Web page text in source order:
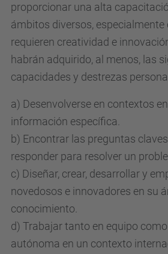
proporcionar una alta
ámbitos diversos, especialmente
requieren creatividad e
habrán adquirido, al menos, las
capacidades y destrezas
a) Desenvolverse en contextos
información específica.
b) Encontrar las preguntas
responder para resolver un
c) Diseñar, crear, desarrollar y
novedosos e innovadores en su
conocimiento.
d) Trabajar tanto en equipo
autónoma en un contexto